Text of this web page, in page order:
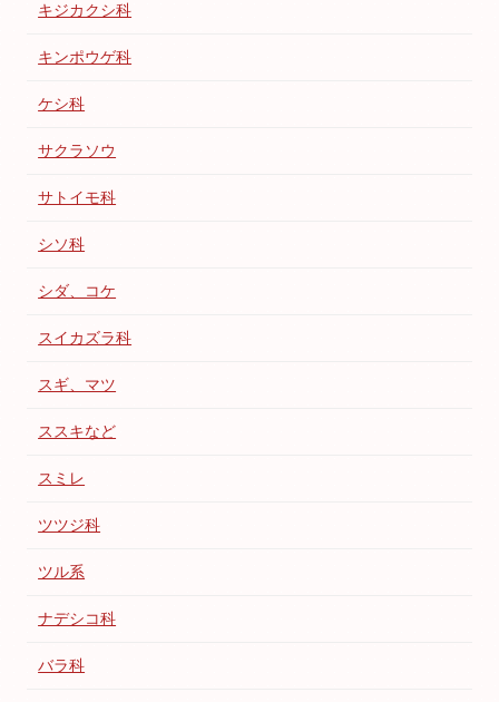
キジカクシ科
キンポウゲ科
ケシ科
サクラソウ
サトイモ科
シソ科
シダ、コケ
スイカズラ科
スギ、マツ
ススキなど
スミレ
ツツジ科
ツル系
ナデシコ科
バラ科